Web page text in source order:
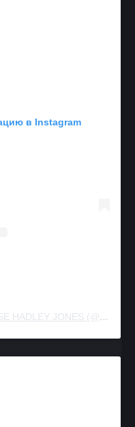
в Instagram
ПУБЛИКАЦИЯ ОТ FELICITY ROSE HADLEY JONES (@FELICITY.JONES)